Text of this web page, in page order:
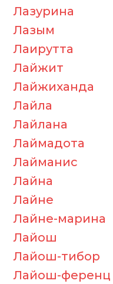
Лазурина
Лазым
Лаирутта
Лайжит
Лайжиханда
Лайла
Лайлана
Лаймадота
Лайманис
Лайна
Лайне
Лайне-марина
Лайош
Лайош-тибор
Лайош-ференц